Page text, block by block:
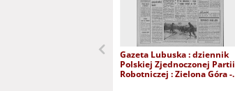
Gazeta Lubuska : dziennik
Polskiej Zjednoczonej Partii
Robotniczej : Zielona Góra -